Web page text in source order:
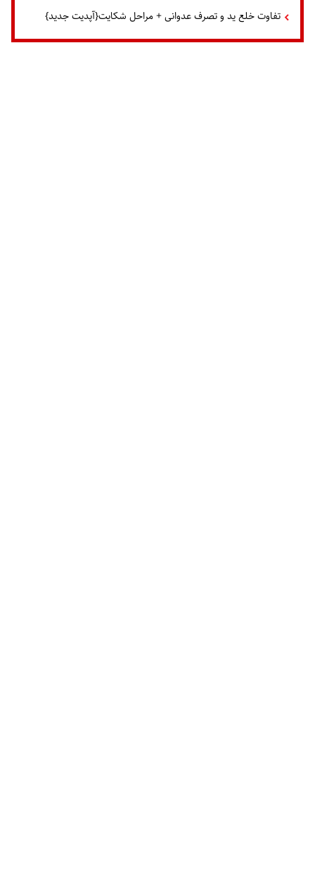
تفاوت خلع ید و تصرف عدوانی + مراحل شکایت{آپدیت جدید}